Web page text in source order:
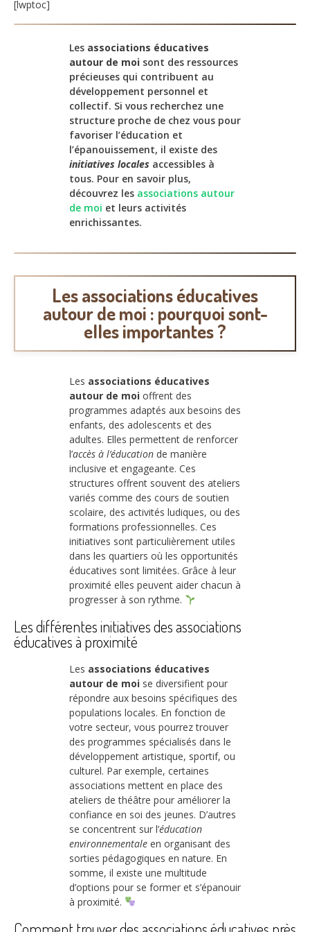
[lwptoc]
Les associations éducatives
autour de moi sont des ressources
précieuses qui contribuent au
développement personnel et
collectif. Si vous recherchez une
structure proche de chez vous pour
favoriser l’éducation et
l’épanouissement, il existe des
initiatives locales accessibles à
tous. Pour en savoir plus,
découvrez les associations autour
de moi et leurs activités
enrichissantes.
Les associations éducatives
autour de moi : pourquoi sont-
elles importantes ?
Les associations éducatives
autour de moi offrent des
programmes adaptés aux besoins des
enfants, des adolescents et des
adultes. Elles permettent de renforcer
l’accès à l’éducation de manière
inclusive et engageante. Ces
structures offrent souvent des ateliers
variés comme des cours de soutien
scolaire, des activités ludiques, ou des
formations professionnelles. Ces
initiatives sont particulièrement utiles
dans les quartiers où les opportunités
éducatives sont limitées. Grâce à leur
proximité elles peuvent aider chacun à
progresser à son rythme.
Les différentes initiatives des associations
éducatives à proximité
Les associations éducatives
autour de moi se diversifient pour
répondre aux besoins spécifiques des
populations locales. En fonction de
votre secteur, vous pourrez trouver
des programmes spécialisés dans le
développement artistique, sportif, ou
culturel. Par exemple, certaines
associations mettent en place des
ateliers de théâtre pour améliorer la
confiance en soi des jeunes. D’autres
se concentrent sur l’éducation
environnementale en organisant des
sorties pédagogiques en nature. En
somme, il existe une multitude
d’options pour se former et s’épanouir
à proximité.